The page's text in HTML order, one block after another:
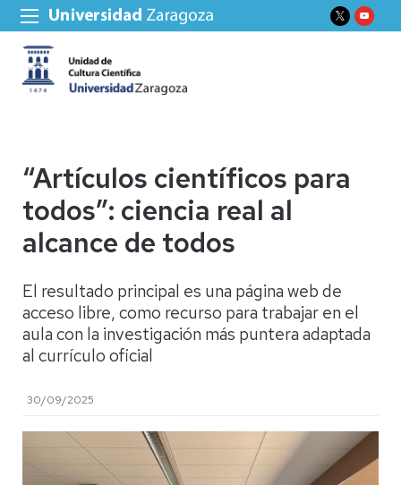
“Artículos científicos para
todos”: ciencia real al
alcance de todos
El resultado principal es una página web de
acceso libre, como recurso para trabajar en el
aula con la investigación más puntera adaptada
al currículo oficial
30/09/2025